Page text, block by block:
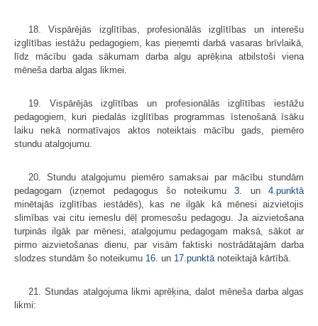
18. Vispārējās izglītības, profesionālās izglītības un interešu
izglītības iestāžu pedagogiem, kas pieņemti darbā vasaras brīvlaikā,
līdz mācību gada sākumam darba algu aprēķina atbilstoši viena
mēneša darba algas likmei.
19. Vispārējās izglītības un profesionālās izglītības iestāžu
pedagogiem, kuri piedalās izglītības programmas īstenošanā īsāku
laiku nekā normatīvajos aktos noteiktais mācību gads, piemēro
stundu atal­gojumu.
20. Stundu atalgojumu piemēro samaksai par mācību stundām
pedagogam (izņemot pedagogus šo noteikumu3. un4.punktā
minētajās izglītības iestādēs), kas ne ilgāk kā mēnesi aizvietojis
slimības vai citu iemeslu dēļ promesošu pedagogu. Ja aizvietošana
turpinās ilgāk par mēnesi, atalgojumu pedagogam maksā, sākot ar
pirmo aizvietošanas dienu, par visām faktiski nostrādātajām darba
slodzes stundām šo noteikumu 16. un 17.punktānoteiktajā kārtībā.
21. Stundas atalgojuma likmi aprēķina, dalot mēneša darba algas
likmi: